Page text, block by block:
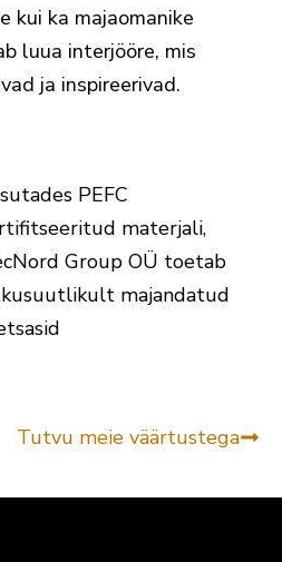
kui ka majaomanike
luua interjööre, mis
ja inspireerivad.
PEFC
materjali,
Group OÜ toetab
majandatud
Tutvu meie väärtustega